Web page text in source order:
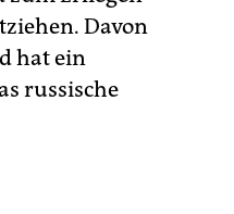
Davon
hat ein
russische